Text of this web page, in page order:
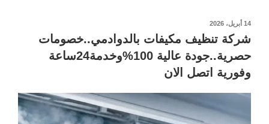
نُشر
14 أبريل، 2026
شركة تنظيف مكيفات بالدوادمي..خصومات
حصرية..جودة عالية 100%وخدمة24ساعة
وفورية اتصل الان